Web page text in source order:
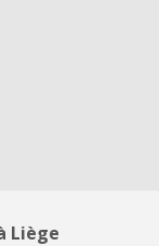
Liège